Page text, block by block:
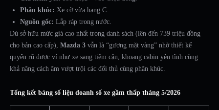
Phân khúc: Xe cỡ vừa hạng C.
Nguồn gốc: Lắp ráp trong nước.
Dù sở hữu mức giá cao nhất trong danh sách (lên đến 739 triệu đồng
cho bản cao cấp), Mazda 3 vẫn là “gương mặt vàng” nhờ thiết kế
quyến rũ được ví như xe sang tiệm cận, khoang cabin yên tĩnh cùng
khả năng cách âm vượt trội các đối thủ cùng phân khúc.
Tổng kết bảng số liệu doanh số xe gầm thấp tháng 5/2026